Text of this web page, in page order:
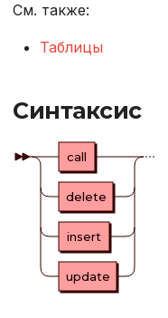
См. также:
Таблицы
Синтаксис
call
delete
insert
update